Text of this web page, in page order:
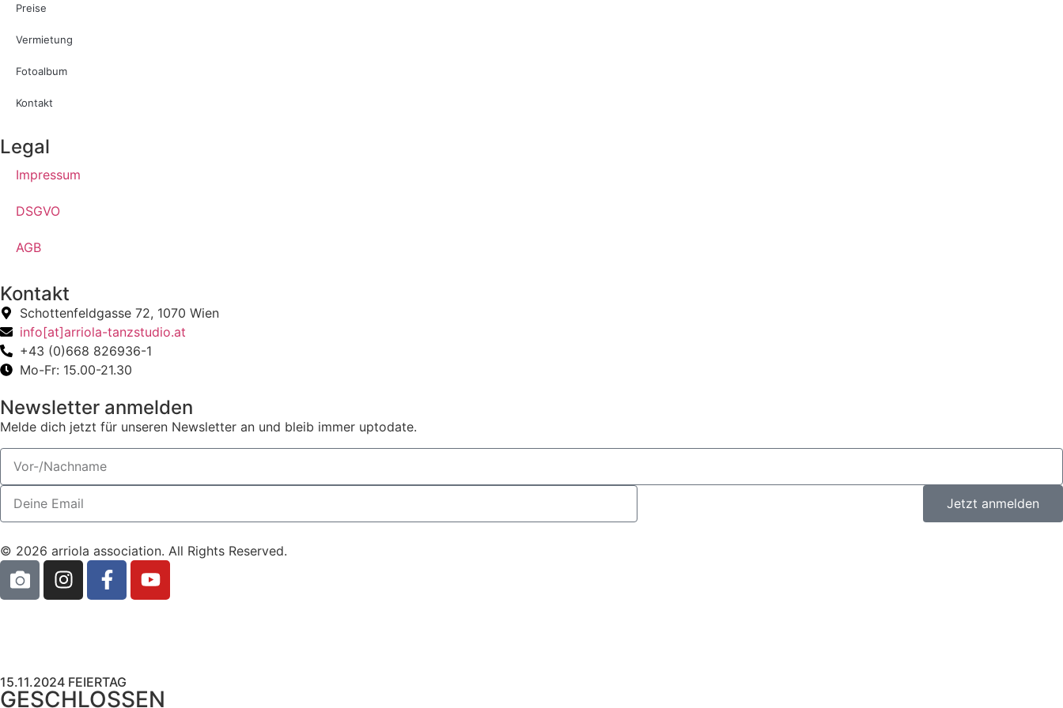
Preise
Vermietung
Fotoalbum
Kontakt
Legal
Impressum
DSGVO
AGB
Kontakt
Schottenfeldgasse 72, 1070 Wien
info[at]arriola-tanzstudio.at
+43 (0)668 826936-1
Mo-Fr: 15.00-21.30
Newsletter anmelden
Melde dich jetzt für unseren Newsletter an und bleib immer uptodate.
Jetzt anmelden
© 2026 arriola association. All Rights Reserved.
15.11.2024 FEIERTAG
GESCHLOSSEN